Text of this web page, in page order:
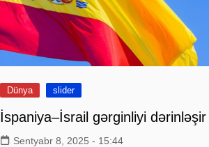
Dünya slider
İspaniya–İsrail gərginliyi dərinləşir
Sentyabr 8, 2025 - 15:44